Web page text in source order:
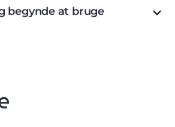
begynde at bruge